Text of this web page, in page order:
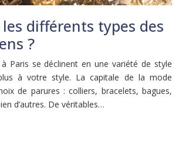
différents types des
?
Paris se déclinent en une variété de style
à votre style. La capitale de la mode
de parures : colliers, bracelets, bagues,
d’autres. De véritables…